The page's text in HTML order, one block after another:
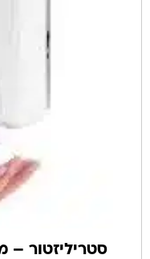
סטריליזטור –